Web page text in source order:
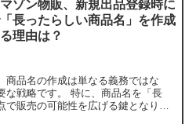
ゾン物販、新規出品登録時に
長ったらしい商品名」を作成
理由は？
商品名の作成は単なる義務ではな
な戦略です。 特に、商品名を「長
で販売の可能性を広げる鍵となりま